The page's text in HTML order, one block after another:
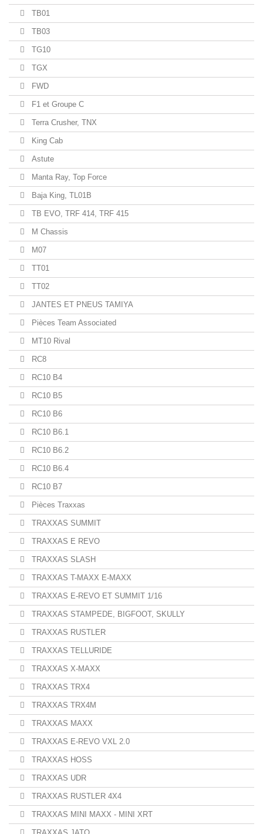
TB01
TB03
TG10
TGX
FWD
F1 et Groupe C
Terra Crusher, TNX
King Cab
Astute
Manta Ray, Top Force
Baja King, TL01B
TB EVO, TRF 414, TRF 415
M Chassis
M07
TT01
TT02
JANTES ET PNEUS TAMIYA
Pièces Team Associated
MT10 Rival
RC8
RC10 B4
RC10 B5
RC10 B6
RC10 B6.1
RC10 B6.2
RC10 B6.4
RC10 B7
Pièces Traxxas
TRAXXAS SUMMIT
TRAXXAS E REVO
TRAXXAS SLASH
TRAXXAS T-MAXX E-MAXX
TRAXXAS E-REVO ET SUMMIT 1/16
TRAXXAS STAMPEDE, BIGFOOT, SKULLY
TRAXXAS RUSTLER
TRAXXAS TELLURIDE
TRAXXAS X-MAXX
TRAXXAS TRX4
TRAXXAS TRX4M
TRAXXAS MAXX
TRAXXAS E-REVO VXL 2.0
TRAXXAS HOSS
TRAXXAS UDR
TRAXXAS RUSTLER 4X4
TRAXXAS MINI MAXX - MINI XRT